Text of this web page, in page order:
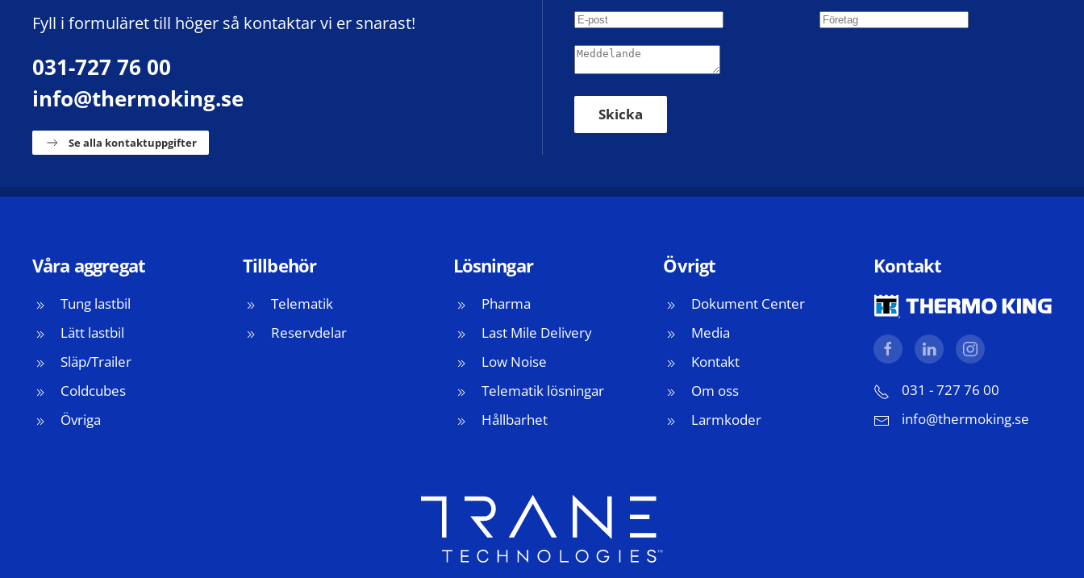
Fyll i formuläret till höger så kontaktar vi er snarast!
031-727 76 00
info@thermoking.se
Se alla kontaktuppgifter
Skicka
Våra aggregat
Tung lastbil
Lätt lastbil
Släp/Trailer
Coldcubes
Övriga
Tillbehör
Telematik
Reservdelar
Lösningar
Pharma
Last Mile Delivery
Low Noise
Telematik lösningar
Hållbarhet
Övrigt
Dokument Center
Media
Kontakt
Om oss
Larmkoder
Kontakt
031 - 727 76 00
info@thermoking.se